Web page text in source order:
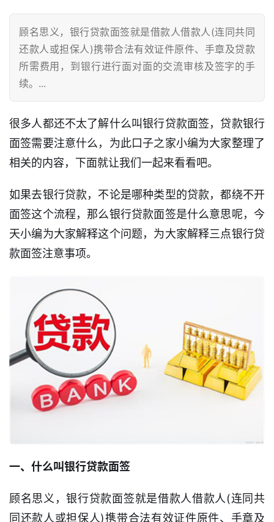
顾名思义，银行贷款面签就是借款人借款人(连同共同
还款人或担保人)携带合法有效证件原件、手章及贷款
所需费用，到银行进行面对面的交流审核及签字的手
续。...
很多人都还不太了解什么叫银行贷款面签，贷款银行
面签需要注意什么，为此口子之家小编为大家整理了
相关的内容，下面就让我们一起来看看吧。
如果去银行贷款，不论是哪种类型的贷款，都绕不开
面签这个流程，那么银行贷款面签是什么意思呢，今
天小编为大家解释这个问题，为大家解释三点银行贷
款面签注意事项。
一、什么叫银行贷款面签
顾名思义，银行贷款面签就是借款人借款人(连同共
同还款人或担保人)携带合法有效证件原件、手章及